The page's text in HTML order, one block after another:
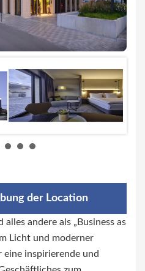
der Location
alles andere als „Business as
Licht und moderner
inspirierende und